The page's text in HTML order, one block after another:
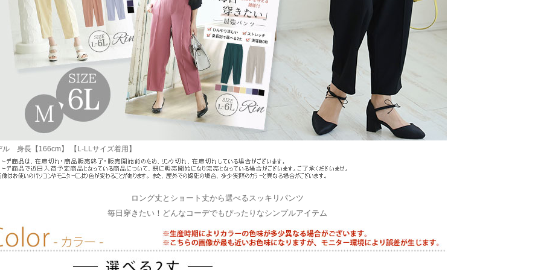
ル 身長【166cm】 【L-LLサイズ着用】
ロング丈とショート丈から選べるスッキリパンツ
毎日穿きたい！どんなコーデでもぴったりなシンプルアイテム